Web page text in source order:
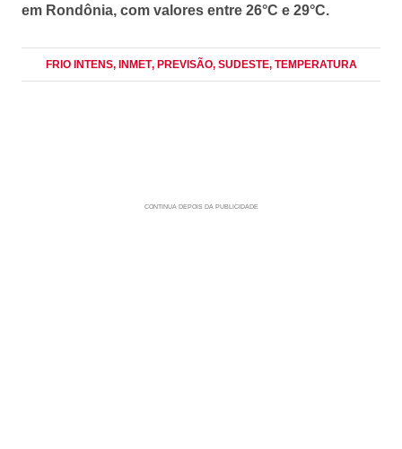
em Rondônia, com valores entre 26°C e 29°C.
FRIO INTENS, INMET, PREVISÃO, SUDESTE, TEMPERATURA